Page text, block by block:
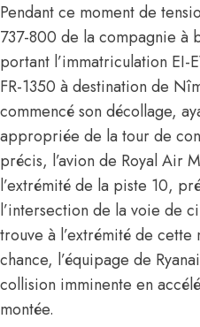
Pendant ce moment de
737-800 de la compagnie à
portant l’immatriculation EI-
FR-1350 à destination de
commencé son décollage,
appropriée de la tour de
précis, l’avion de Royal Air
l’extrémité de la piste 10,
l’intersection de la voie de
trouve à l’extrémité de cette
chance, l’équipage de
collision imminente en
montée.